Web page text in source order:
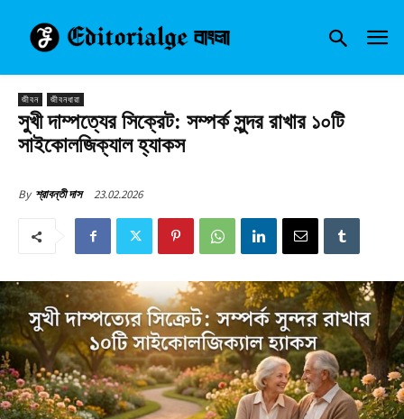
জীবন জীবনধারা
সুখী দাম্পত্যের সিক্রেট: সম্পর্ক সুন্দর রাখার ১০টি
সাইকোলজিক্যাল হ্যাকস
By শ্রাবন্তী দাস 23.02.2026